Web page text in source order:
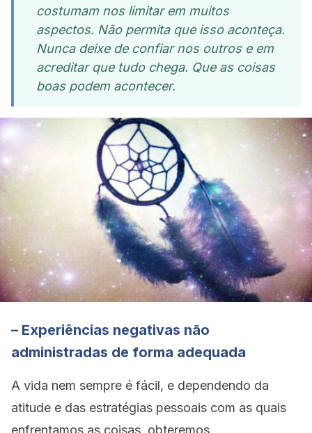
costumam nos limitar em muitos
aspectos. Não permita que isso aconteça.
Nunca deixe de confiar nos outros e em
acreditar que tudo chega. Que as coisas
boas podem acontecer.
– Experiências negativas não
administradas de forma adequada
A vida nem sempre é fácil, e dependendo da
atitude e das estratégias pessoais com as quais
enfrentamos as coisas, obteremos